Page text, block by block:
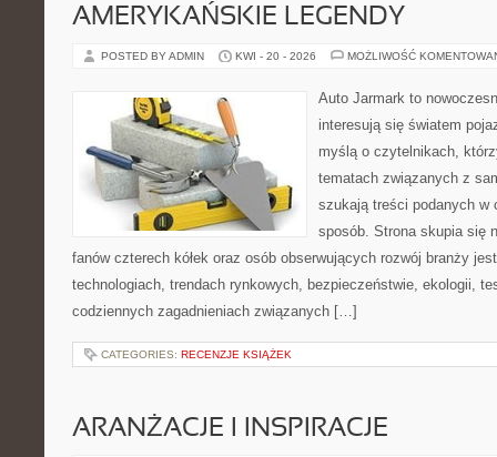
AMERYKAŃSKIE LEGENDY
POSTED BY ADMIN KWI - 20 - 2026 MOŻLIWOŚĆ
Auto Jarmark to
interesują się światem
myślą o czytelnikach,
tematach związanych z
szukają treści podanych w
sposób. Strona skupia się
fanów czterech kółek oraz osób obserwujących rozwój branży
technologiach, trendach rynkowych, bezpieczeństwie, ekologii,
codziennych zagadnieniach związanych […]
CATEGORIES: RECENZJE KSIĄŻEK
ARANŻACJE I INSPIRACJE